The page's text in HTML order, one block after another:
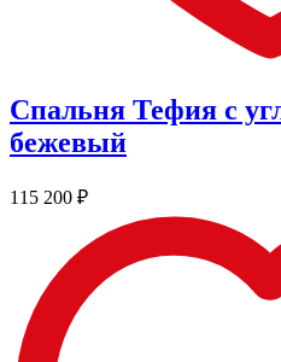
Спальня Тефия с
бежевый
115 200 ₽